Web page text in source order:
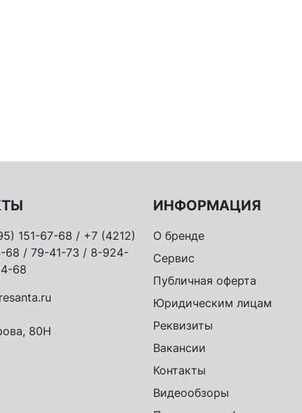
151-67-68 / +7 (4212)
68 / 79-41-73 / 8-924-
68
80Н
ИНФОРМАЦИЯ
О бренде
Сервис
Публичная оферта
Юридическим лицам
Реквизиты
Вакансии
Контакты
Видеообзоры